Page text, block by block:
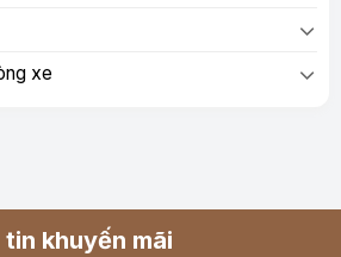
xe
tin khuyến mãi